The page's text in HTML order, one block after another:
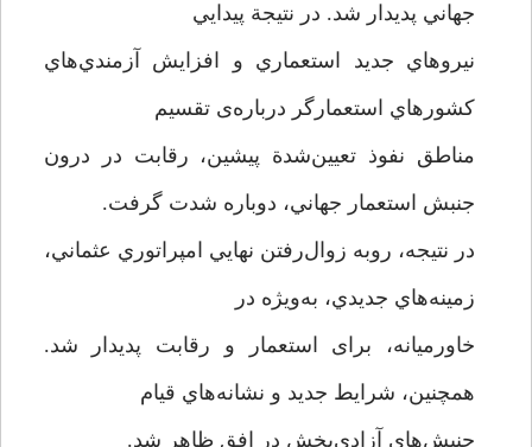
جهاني پديدار شد. در نتيجة پيدايي
نيروهاي جديد استعماري و افزايش آزمندي‌هاي
كشورهاي استعمارگر درباره‌ی تقسيم
مناطق نفوذ تعيين‌شدة پيشين، رقابت در درون
جنبش استعمار جهاني، دوباره شدت گرفت.
در نتيجه، رو‌به زوال‌رفتن نهايي امپراتوري عثماني،
زمينه‌هاي جديدي، به‌ويژه در
خاورميانه، برای استعمار و رقابت پديدار شد.
همچنين، شرايط جديد و نشانه‌هاي قيام
جنبش‌هاي آزادي‌بخش در افق ظاهر شد.